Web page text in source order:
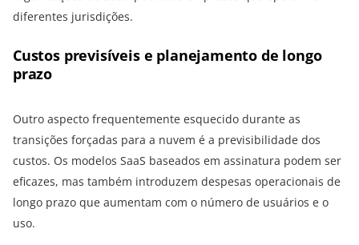
diferentes jurisdições.
Custos previsíveis e planejamento de longo
prazo
Outro aspecto frequentemente esquecido durante as
transições forçadas para a nuvem é a previsibilidade dos
custos. Os modelos SaaS baseados em assinatura podem ser
eficazes, mas também introduzem despesas operacionais de
longo prazo que aumentam com o número de usuários e o
uso.